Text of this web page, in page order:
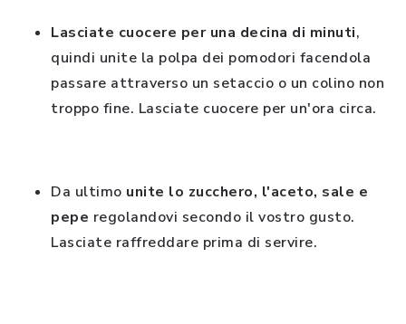
Lasciate cuocere per una decina di minuti,
quindi unite la polpa dei pomodori facendola
passare attraverso un setaccio o un colino non
troppo fine. Lasciate cuocere per un'ora circa.
Da ultimo unite lo zucchero, l'aceto, sale e
pepe regolandovi secondo il vostro gusto.
Lasciate raffreddare prima di servire.